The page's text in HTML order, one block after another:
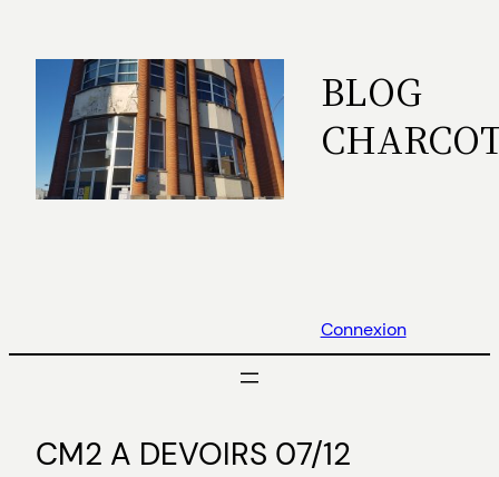
contenu
BLOG
Connexion
CM2 A DEVOIRS 07/12